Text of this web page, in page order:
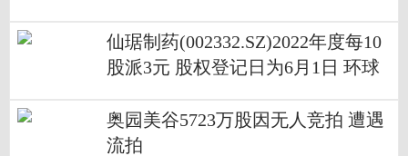
仙琚制药(002332.SZ)2022年度每10
股派3元 股权登记日为6月1日 环球
奥园美谷5723万股因无人竞拍 遭遇
流拍